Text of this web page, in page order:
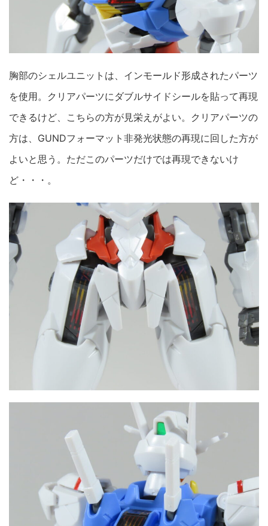
胸部のシェルユニットは、インモールド形成されたパーツ
を使用。クリアパーツにダブルサイドシールを貼って再現
できるけど、こちらの方が見栄えがよい。クリアパーツの
方は、GUNDフォーマット非発光状態の再現に回した方が
よいと思う。ただこのパーツだけでは再現できないけ
ど・・・。